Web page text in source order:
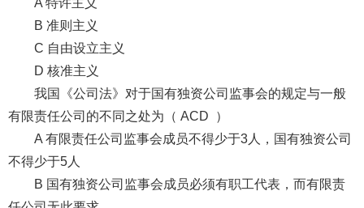
B 准则主义
C 自由设立主义
D 核准主义
我国《公司法》对于国有独资公司监事会的规定与一般
有限责任公司的不同之处为（ ACD ）
A 有限责任公司监事会成员不得少于3人，国有独资公司
不得少于5人
B 国有独资公司监事会成员必须有职工代表，而有限责